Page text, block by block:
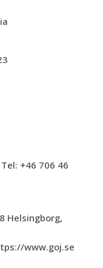
+46 706 46
Helsingborg,
www.goj.se